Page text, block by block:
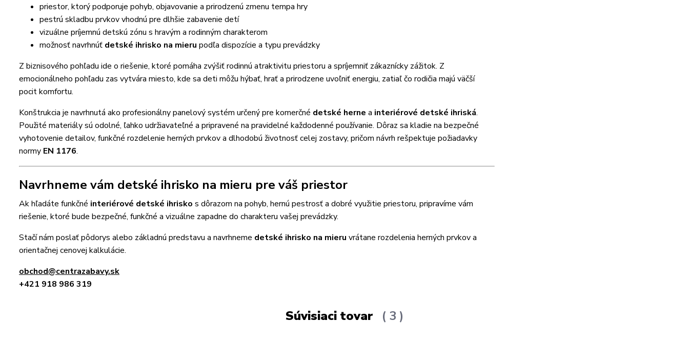
priestor, ktorý podporuje pohyb, objavovanie a prirodzenú zmenu tempa hry
pestrú skladbu prvkov vhodnú pre dlhšie zabavenie detí
vizuálne príjemnú detskú zónu s hravým a rodinným charakterom
možnosť navrhnúť detské ihrisko na mieru podľa dispozície a typu prevádzky
Z biznisového pohľadu ide o riešenie, ktoré pomáha zvýšiť rodinnú atraktivitu priestoru a spríjemniť zákaznícky zážitok. Z
emocionálneho pohľadu zas vytvára miesto, kde sa deti môžu hýbať, hrať a prirodzene uvoľniť energiu, zatiaľ čo rodičia majú väčší
pocit komfortu.
Konštrukcia je navrhnutá ako profesionálny panelový systém určený pre komerčné detské herne a interiérové detské ihriská.
Použité materiály sú odolné, ľahko udržiavateľné a pripravené na pravidelné každodenné používanie. Dôraz sa kladie na bezpečné
vyhotovenie detailov, funkčné rozdelenie herných prvkov a dlhodobú životnosť celej zostavy, pričom návrh rešpektuje požiadavky
normy EN 1176.
Navrhneme vám detské ihrisko na mieru pre váš priestor
Ak hľadáte funkčné interiérové detské ihrisko s dôrazom na pohyb, hernú pestrosť a dobré využitie priestoru, pripravíme vám
riešenie, ktoré bude bezpečné, funkčné a vizuálne zapadne do charakteru vašej prevádzky.
Stačí nám poslať pôdorys alebo základnú predstavu a navrhneme detské ihrisko na mieru vrátane rozdelenia herných prvkov a
orientačnej cenovej kalkulácie.
obchod@centrazabavy.sk
+421 918 986 319
Súvisiaci tovar 3